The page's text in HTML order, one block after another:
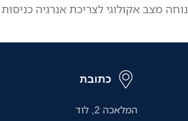
נוחה מצב אקולוגי לצריכת אנרגיה כניסות
כתובת
המלאכה 2, לוד